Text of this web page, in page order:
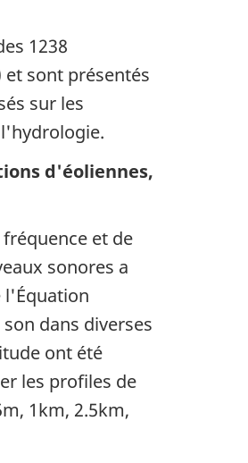
1238
et sont présentés
sur les
d'éoliennes,
et de
sonores a
l'Équation
dans diverses
ont été
les profiles de
1km, 2.5km,